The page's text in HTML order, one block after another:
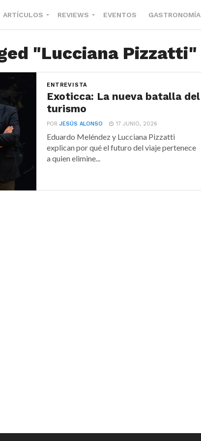
ARTÍCULOS REVIEWS EVENTOS GASTRONOMÍA
"Lucciana Pizzatti"
ENTREVISTA
Exoticca: La nueva batalla del
turismo
PORJESÚS ALONSO 17 JUNIO, 2026
Eduardo Meléndez y Lucciana Pizzatti
explican por qué el futuro del viaje pertenece
a quien elimine...